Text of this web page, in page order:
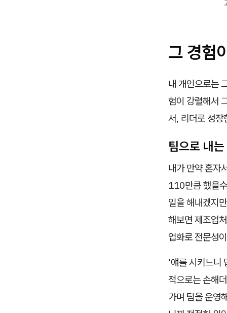
그 경험
내 개인으로는
험이 강렬해서
서, 리더로 성장
팀으로 내
내가 만약 혼자
110만큼 했을
일을 해내겠지
해보면 제조업
업화로 전문성
'얘를 시키느니
적으로는 손해
가며 팀을 운영